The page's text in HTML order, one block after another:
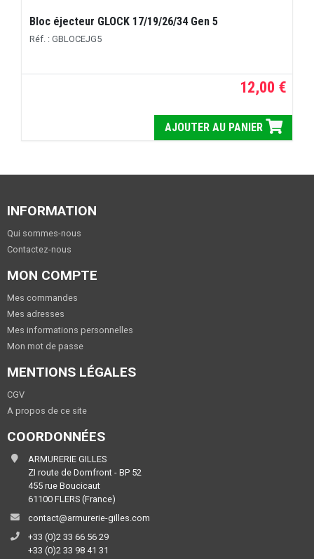
Bloc éjecteur GLOCK 17/19/26/34 Gen 5
Réf. : GBLOCEJG5
12,00 €
AJOUTER AU PANIER
INFORMATION
Qui sommes-nous
Contactez-nous
MON COMPTE
Mes commandes
Mes adresses
Mes informations personnelles
Mon mot de passe
MENTIONS LÉGALES
CGV
A propos de ce site
COORDONNÉES
ARMURERIE GILLES
ZI route de Domfront - BP 52
455 rue Boucicaut
61100 FLERS (France)
contact@armurerie-gilles.com
+33 (0)2 33 66 56 29
+33 (0)2 33 98 41 31